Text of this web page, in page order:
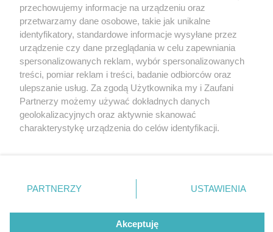
1 / 4
Rogoźnik. Włamanie do
ośrodka wypoczynkowego i
kradzież. Zatrzymanie
podejrzanego. 27 maja 2026
Nie zapomnij
zapoznać się z:
polityką prywatności
Twojemiasto
Piekary Śląskie
Chorzów
Tarnowskie Góry
Gliwice
Skontakuj sięz nami
Kontakt
Redakcja
Newsletter
przechowujemy informacje na urządzeniu oraz
przetwarzamy dane osobowe, takie jak unikalne
identyfikatory, standardowe informacje wysyłane przez
urządzenie czy dane przeglądania w celu zapewniania
spersonalizowanych reklam, wybór spersonalizowanych
treści, pomiar reklam i treści, badanie odbiorców oraz
ulepszanie usług. Za zgodą Użytkownika my i Zaufani
Partnerzy możemy używać dokładnych danych
geolokalizacyjnych oraz aktywnie skanować
charakterystykę urządzenia do celów identyfikacji.
zmienić/wycofać klikając przycisk ustawień prywatności
znajdujący się w lewym dolnym rogu strony
rodzaje przetwarzania danych nie wymagają zgody
użytkownika, ale masz prawo sprzeciwić się takiemu
PARTNERZY USTAWIENIA
Akceptuję